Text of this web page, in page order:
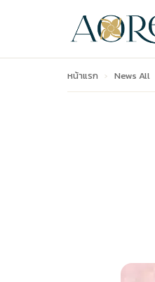
หน้าแรก › News All